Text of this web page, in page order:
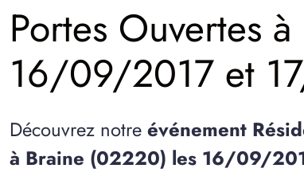
Portes Ouvertes à
16/09/2017 et
Découvrez notre événement
à Braine (02220) les 16/09/